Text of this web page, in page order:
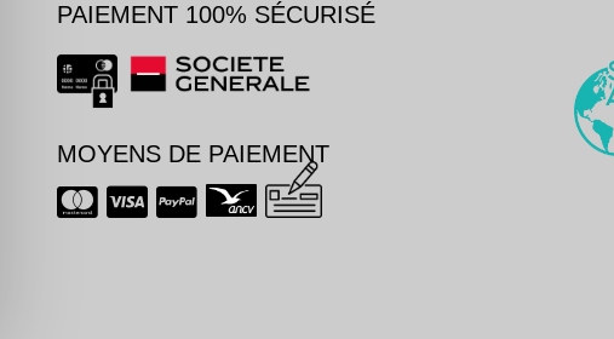
PAIEMENT 100% SÉCURISÉ
MOYENS DE PAIEMENT